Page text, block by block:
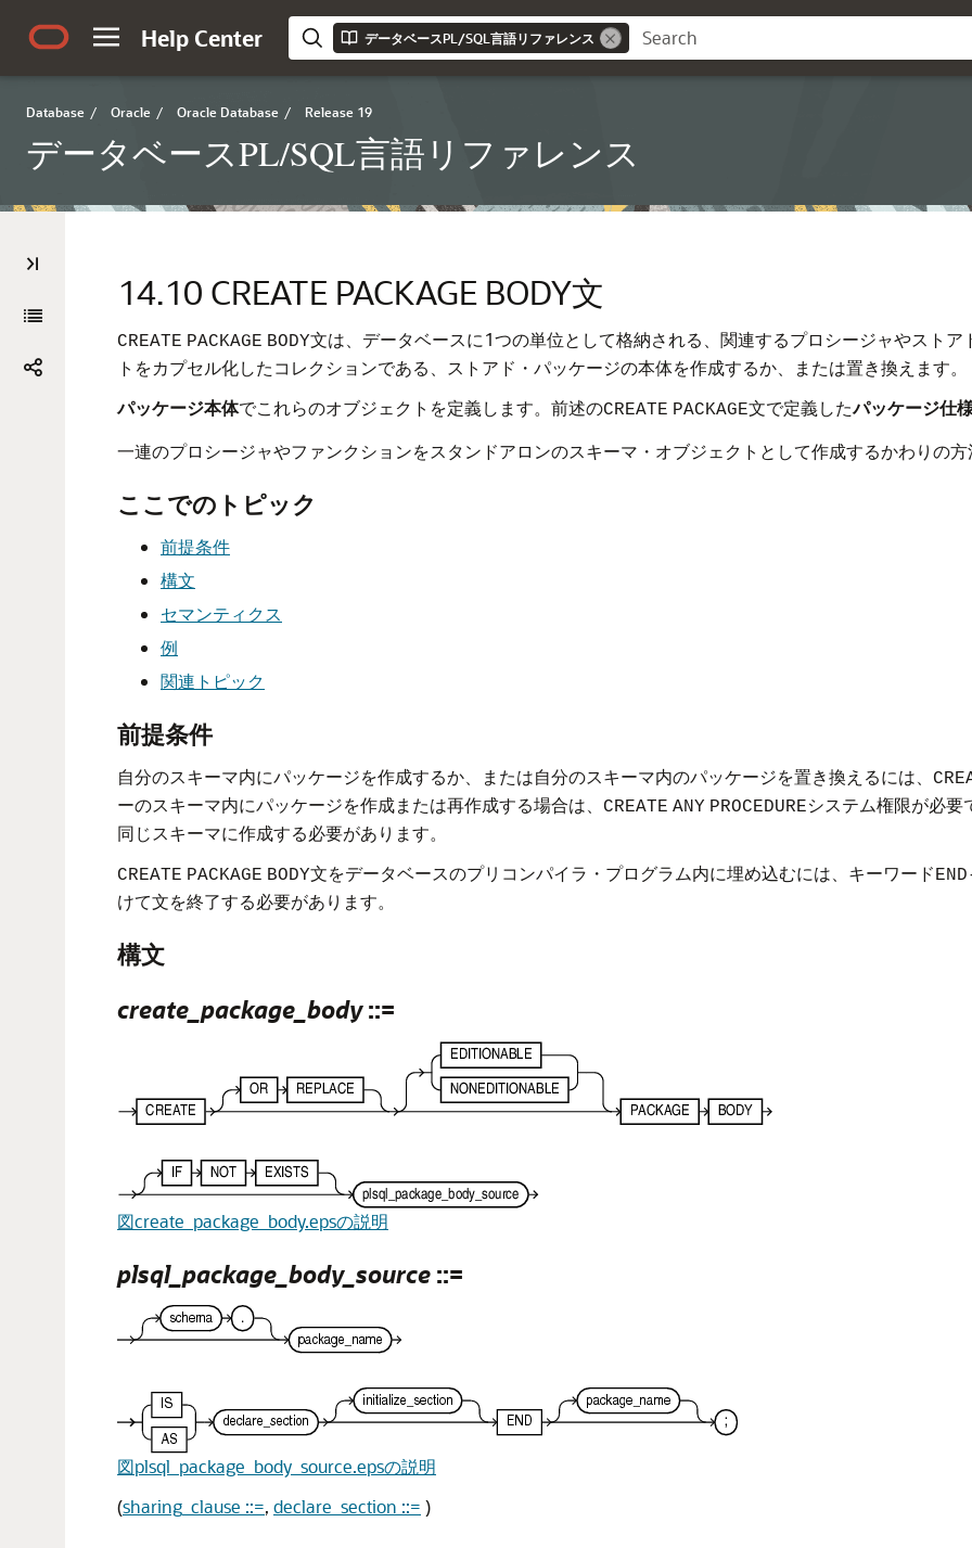
Help Center データベースPL/SQL言語リファレンス
Database / Oracle / Oracle Database / Release 19
データベースPL/SQL言語リファレンス
14.10 CREATE PACKAGE BODY文
CREATE PACKAGE BODY文は、データベースに1つの単位として格納される、関連するプロシージャやスト
トをカプセル化したコレクションである、ストアド・パッケージの本体を作成するか、または置き換えます。
パッケージ本体でこれらのオブジェクトを定義します。前述のCREATE PACKAGE文で定義したパッケージ仕
一連のプロシージャやファンクションをスタンドアロンのスキーマ・オブジェクトとして作成するかわりの
ここでのトピック
前提条件
構文
セマンティクス
例
関連トピック
前提条件
自分のスキーマ内にパッケージを作成するか、または自分のスキーマ内のパッケージを置き換えるには、
ーのスキーマ内にパッケージを作成または再作成する場合は、
CREATE ANY PROCEDUREシステム権限が必要
同じスキーマに作成する必要があります。
CREATE PACKAGE BODY文をデータベースのプリコンパイラ・プログラム内に埋め込むには、キーワード
けて文を終了する必要があります。
構文
create_package_body::=
図create_package_body.epsの説明
plsql_package_body_source ::=
図plsql_package_body_source.epsの説明
(sharing_clause ::=, declare_section ::= )